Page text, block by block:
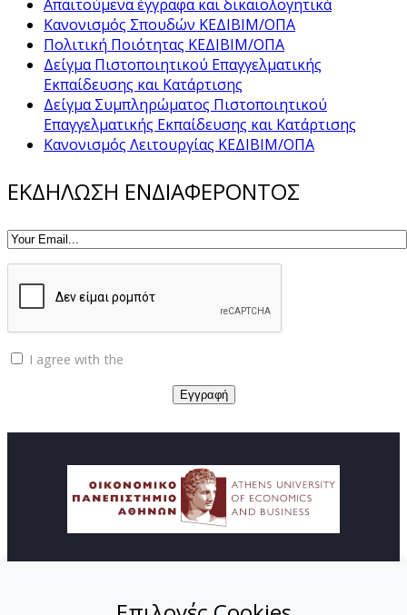
Απαιτούμενα έγγραφα και δικαιολογητικά
Κανονισμός Σπουδών ΚΕΔΙΒΙΜ/ΟΠΑ
Πολιτική Ποιότητας ΚΕΔΙΒΙΜ/ΟΠΑ
Δείγμα Πιστοποιητικού Επαγγελματικής
Εκπαίδευσης και Κατάρτισης
Δείγμα Συμπληρώματος Πιστοποιητικού
Επαγγελματικής Εκπαίδευσης και Κατάρτισης
Κανονισμός Λειτουργίας ΚΕΔΙΒΙΜ/ΟΠΑ
ΕΚΔΗΛΩΣΗ ΕΝΔΙΑΦΕΡΟΝΤΟΣ
I agree with the